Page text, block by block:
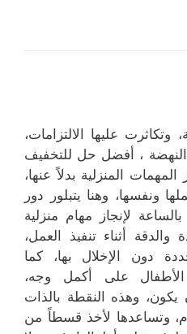
وتكاثرت عليها الالتزامات،
، أفضل حل للتخفيف
المنزلية بدلاً عنها،
ونفسها، وهنا يتبلور دور
لإنجاز مهام منزلية
أثناء تنفيذ العمل،
دون الإخلال بها، كما
على أكمل وجه،
وهذه النقطة بالذات
وتساعدها لأخذ قسطاً من